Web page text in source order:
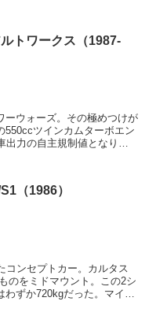
トワークス（1987-
ーウォーズ。その極めつけが
550ccツインカムターボエン
出力の自主規制値となり今
（1986）
コンセプトカー。カルタス
のをミドマウント。この2シ
ずか720kgだった。マイテ